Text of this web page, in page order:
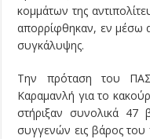
κομμάτων της
απορρίφθηκαν, εν μέσω
συγκάλυψης.
Την πρόταση του
Καραμανλή για το
στήριξαν συνολικά 47
συγγενών εις βάρος